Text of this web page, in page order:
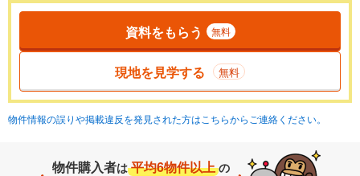
資料をもらう 無料
現地を見学する 無料
物件情報の誤りや掲載違反を発見された方はこちらからご連絡ください。
物件購入者は 平均6物件以上 の